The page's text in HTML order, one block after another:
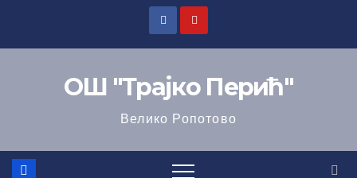
ОШ "Трајко Перић"
Велико Ропотово